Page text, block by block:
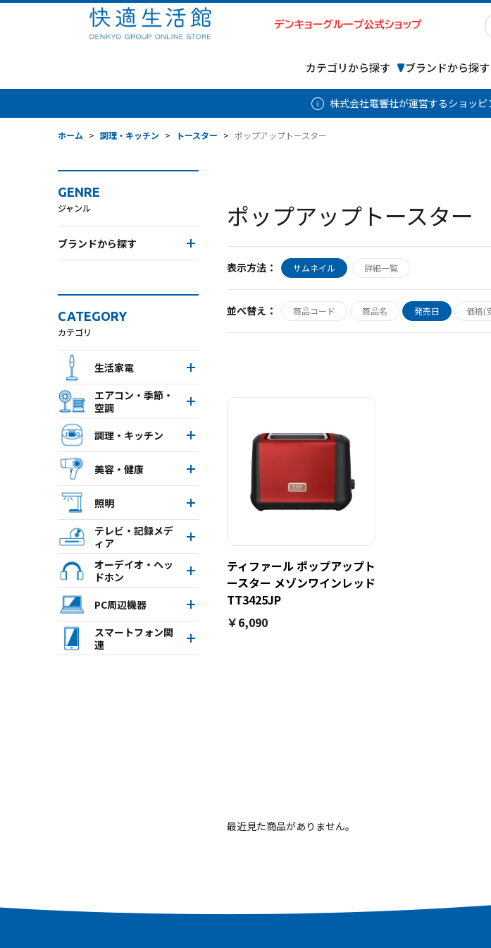
カテゴリから探す ブランドから探す
株式会社電響社が運営するショッピ
ホーム > 調理・キッチン > トースター > ポップアップトースター
GENRE
ジャンル
ブランドから探す
CATEGORY
カテゴリ
生活家電
エアコン・季節・
空調
調理・キッチン
美容・健康
照明
テレビ・記録メデ
ィア
オーデイオ・ヘッ
ドホン
PC周辺機器
スマートフォン関
連
ポップアップトースター
表示方法： サムネイル 詳細一覧
並べ替え： 商品コード 商品名 発売日 価格(
ティファール ポップアップト
ースター メゾンワインレッド
TT3425JP
￥6,090
最近見た商品がありません。